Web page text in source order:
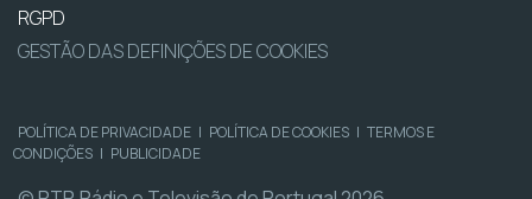
RGPD
GESTÃO DAS DEFINIÇÕES DE COOKIES
POLÍTICA DE PRIVACIDADE | POLÍTICA DE COOKIES | TERMOS E
CONDIÇÕES | PUBLICIDADE